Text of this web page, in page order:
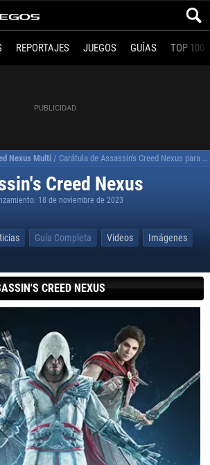
REPORTAJES JUEGOS GUÍAS TOP 100
Nexus Multi/ Carátula de Assassin's Creed Nexus para Multi
Creed Nexus
18 de noviembre de 2023
Guía Completa Videos
Imágenes
CREED NEXUS